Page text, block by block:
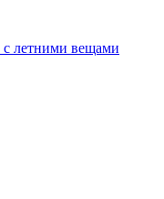
с летними вещами